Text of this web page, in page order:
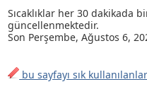
Sıcaklıklar her 30 dakikada
güncellenmektedir.
Son Perşembe, Ağustos 6,
bu sayfayı sık